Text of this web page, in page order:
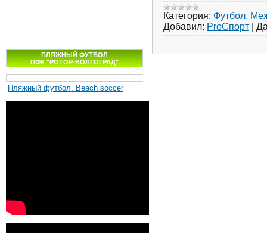
ПЛЯЖНЫЙ ФУТБОЛ
ПФК "РОТОР-ВОЛГОГРАД"
Пляжный футбол. Beach soccer
Категория: Футбол.
Добавил: ProСпорт